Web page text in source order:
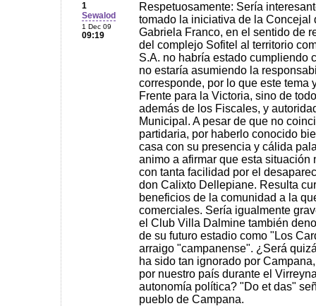
1
Sewalod
1 Dec 09
09:19
Respetuosamente: Sería
tomado la iniciativa de la Concejal
Gabriela Franco, en el sentido de
del complejo Sofitel al territorio
S.A. no habría estado cumpliendo
no estaría asumiendo la
corresponde, por lo que este tema
Frente para la Victoria, sino de
además de los Fiscales, y
Municipal. A pesar de que no
partidaria, por haberlo conocido
casa con su presencia y cálida
animo a afirmar que esta situación
con tanta facilidad por el
don Calixto Dellepiane. Resulta
beneficios de la comunidad a la
comerciales. Sería igualmente
el Club Villa Dalmine también
de su futuro estadio como "Los
arraigo "campanense". ¿Será
ha sido tan ignorado por
por nuestro país durante el
autonomía política? "Do et das"
pueblo de Campana.